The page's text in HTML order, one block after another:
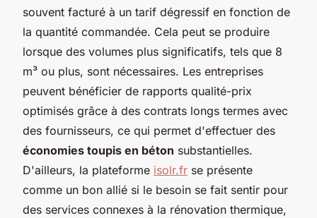
souvent facturé à un tarif dégressif en fonction de
la quantité commandée. Cela peut se produire
lorsque des volumes plus significatifs, tels que 8
m³ ou plus, sont nécessaires. Les entreprises
peuvent bénéficier de rapports qualité-prix
optimisés grâce à des contrats longs termes avec
des fournisseurs, ce qui permet d'effectuer des
économies toupis en béton substantielles.
D'ailleurs, la plateforme isolr.fr se présente
comme un bon allié si le besoin se fait sentir pour
des services connexes à la rénovation thermique,